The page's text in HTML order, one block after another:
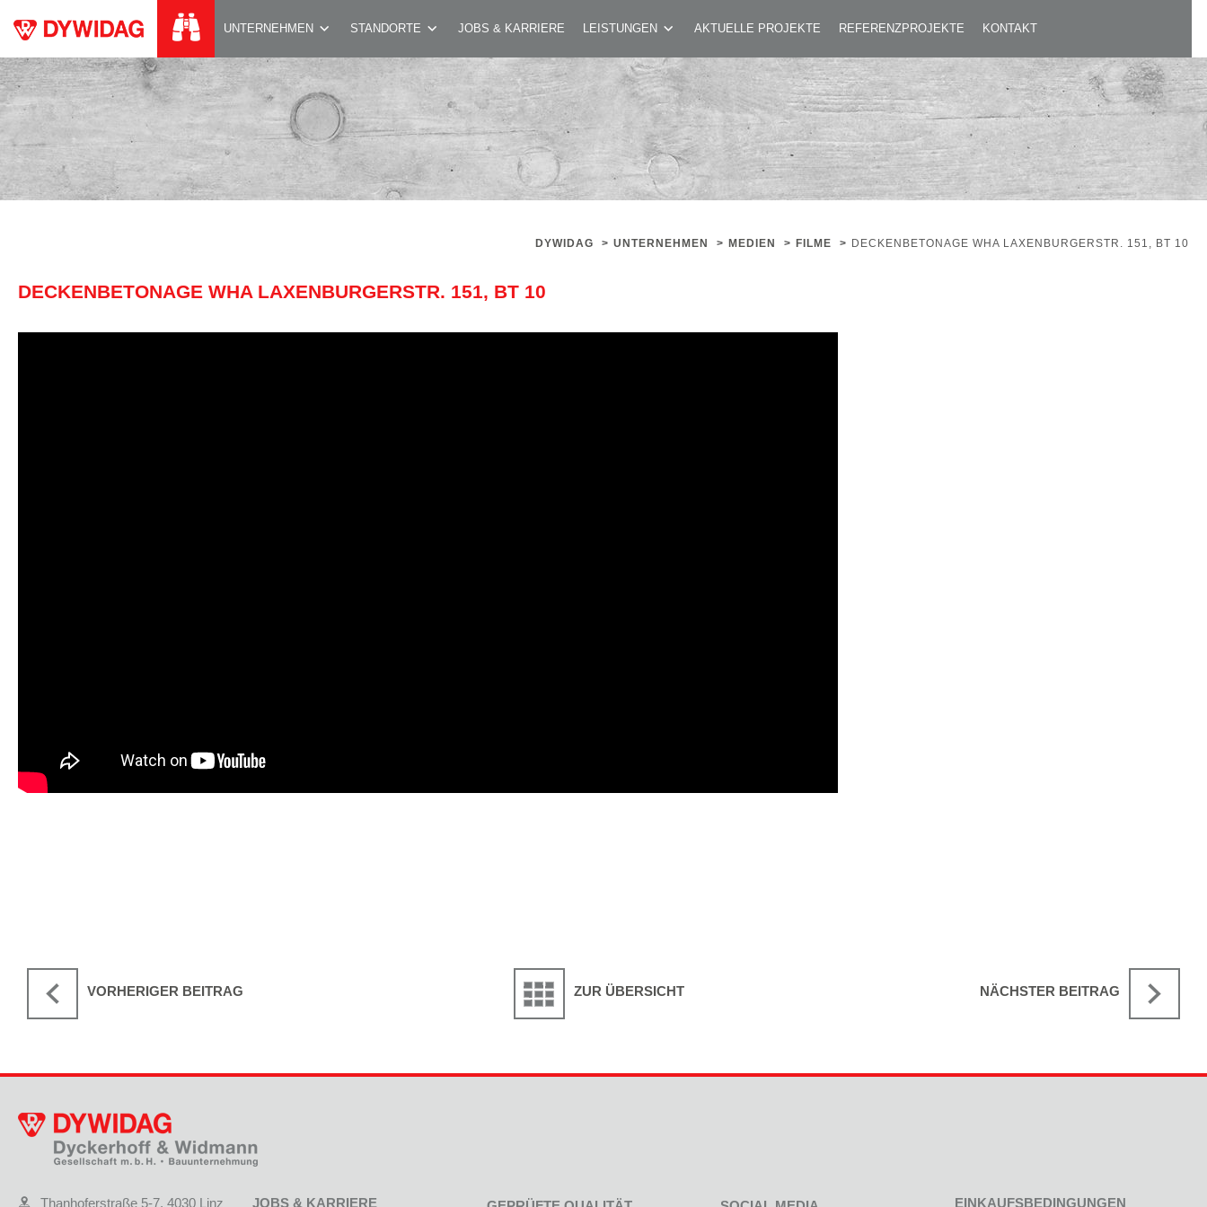
UNTERNEHMEN STANDORTE JOBS & KARRIERE LEISTUNGEN AKTUELLE PROJEKTE REFERENZPROJEKTE KONTAKT
DECKENBETONAGE WHA LAXENBURGERSTR. 151, BT 10
DYWIDAG > UNTERNEHMEN > MEDIEN > FILME > DECKENBETONAGE WHA LAXENBURGERSTR. 151, BT 10
DECKENBETONAGE WHA LAXENBURGERSTR. 151, BT 10
VORHERIGER BEITRAG ZUR ÜBERSICHT NÄCHSTER BEITRAG
Thanhoferstraße 5-7, 4030 Linz JOBS & KARRIERE EINKAUFSBEDINGUNGEN